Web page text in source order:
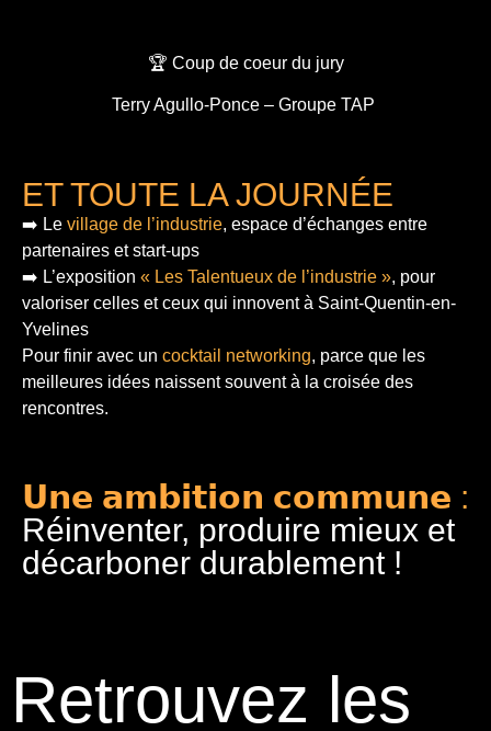
🏆 Coup de coeur du jury
Terry Agullo-Ponce – Groupe TAP
ET TOUTE LA JOURNÉE
➡️ Le village de l’industrie, espace d’échanges entre
partenaires et start-ups
➡️ L’exposition « Les Talentueux de l’industrie », pour
valoriser celles et ceux qui innovent à Saint-Quentin-en-
Yvelines
Pour finir avec un cocktail networking, parce que les
meilleures idées naissent souvent à la croisée des
rencontres.
𝗨𝗻𝗲 𝗮𝗺𝗯𝗶𝘁𝗶𝗼𝗻 𝗰𝗼𝗺𝗺𝘂𝗻𝗲 :
Réinventer, produire mieux et
décarboner durablement !
Retrouvez les